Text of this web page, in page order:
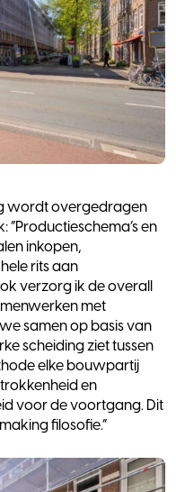
wordt overgedragen
en
inkopen,
rits aan
verzorg ik de overall
met
samen op basis van
scheiding ziet tussen
elke bouwpartij
en
voor de voortgang. Dit
filosofie.”